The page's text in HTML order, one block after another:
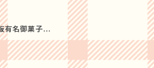
を彩るお
こもった贈
厳選した素
口どけが特
てもご好評
有名御菓子店